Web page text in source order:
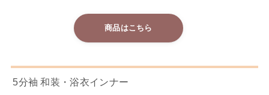
商品はこちら
5分袖 和装・浴衣インナー